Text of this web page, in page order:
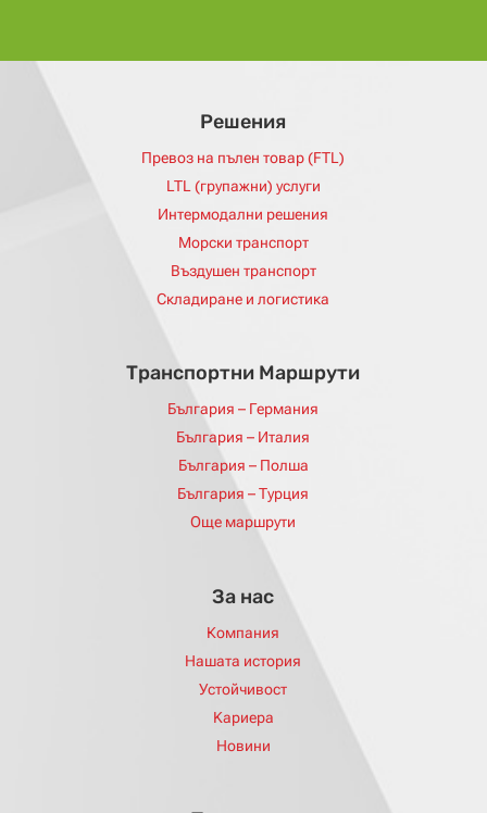
Решения
Превоз на пълен товар (FTL)
LTL (групажни) услуги
Интермодални решения
Морски транспорт
Въздушен транспорт
Складиране и логистика
Tранспортни Mаршрути
България – Германия
България – Италия
България – Полша
България – Турция
Още маршрути
За нас
Компания
Нашата история
Устойчивост
Kариера
Новини